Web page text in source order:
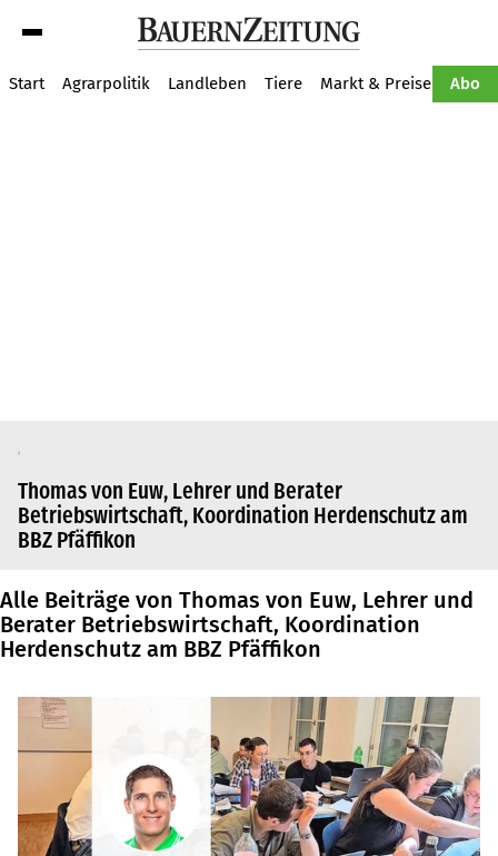
Start Agrarpolitik Landleben Tiere Markt & Preise Abo
Thomas von Euw, Lehrer und Berater
Betriebswirtschaft, Koordination Herdenschutz am
BBZ Pfäffikon
Alle Beiträge von Thomas von Euw, Lehrer und
Berater Betriebswirtschaft, Koordination
Herdenschutz am BBZ Pfäffikon